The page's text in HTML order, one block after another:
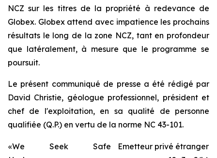
NCZ sur les titres de la propriété à redevance de
Globex. Globex attend avec impatience les prochains
résultats le long de la zone NCZ, tant en profondeur
que latéralement, à mesure que le programme se
poursuit.
Le présent communiqué de presse a été rédigé par
David Christie, géologue professionnel, président et
chef de l'exploitation, en sa qualité de personne
qualifiée (Q.P.) en vertu de la norme NC 43-101.
«We Seek Safe
Emetteur privé étranger